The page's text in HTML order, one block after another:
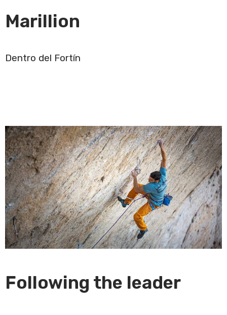
Marillion
Dentro del Fortín
Following the leader